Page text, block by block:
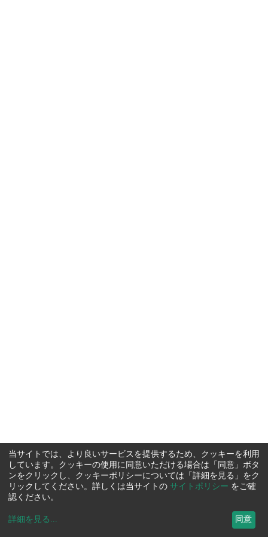
当サイトでは、より良いサービスを提供するため、クッキーを利用
しています。クッキーの使用に同意いただける場合は「同意」ボタ
ンをクリックし、クッキーポリシーについては「詳細を見る」をク
リックしてください。詳しくは当サイトの サイトポリシー をご確
認ください。
詳細を見る ... 同意